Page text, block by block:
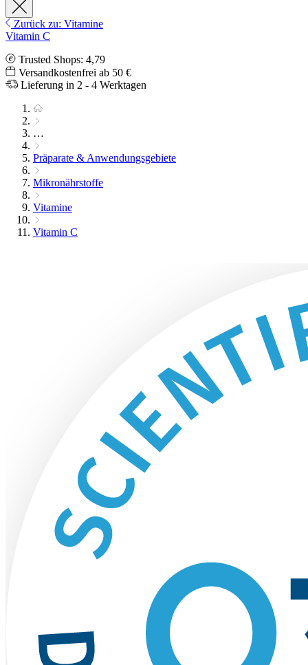
Zurück zu: Vitamine
Vitamin C
Trusted Shops: 4,79
Versandkostenfrei ab 50 €
Lieferung in 2 - 4 Werktagen
…
Präparate & Anwendungsgebiete
Mikronährstoffe
Vitamine
Vitamin C